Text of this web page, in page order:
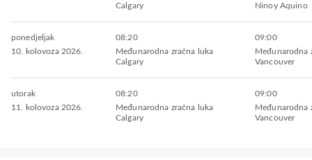
Calgary
Ninoy Aquino
ponedjeljak
10. kolovoza 2026.
08:20
Međunarodna zračna luka
Calgary
09:00
Međunarodna
Vancouver
utorak
11. kolovoza 2026.
08:20
Međunarodna zračna luka
Calgary
09:00
Međunarodna
Vancouver